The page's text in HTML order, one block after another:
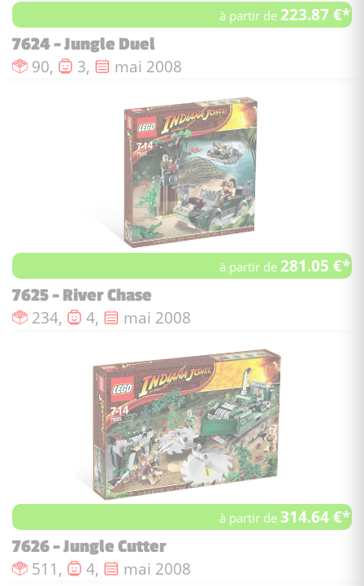
à partir de223.87 €*
7624 - Jungle Duel
Nombre de pièces :
90, Nombre de figurines :
3, Date de sortie :
mai 2008
à partir de281.05 €*
7625 - River Chase
Nombre de pièces :
234, Nombre de figurines :
4, Date de sortie :
mai 2008
à partir de314.64 €*
7626 - Jungle Cutter
Nombre de pièces :
511, Nombre de figurines :
4, Date de sortie :
mai 2008